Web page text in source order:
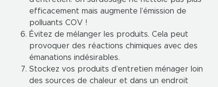
efficacement mais augmente l’émission de
polluants COV !
Évitez de mélanger les produits. Cela peut
provoquer des réactions chimiques avec des
émanations indésirables.
Stockez vos produits d’entretien ménager loin
des sources de chaleur et dans un endroit